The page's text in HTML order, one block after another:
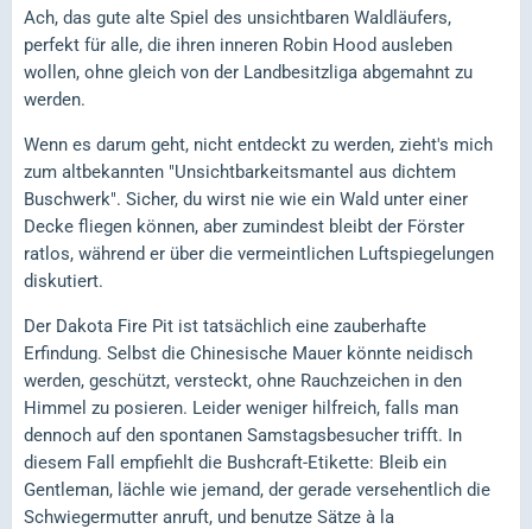
Ach, das gute alte Spiel des unsichtbaren Waldläufers,
perfekt für alle, die ihren inneren Robin Hood ausleben
wollen, ohne gleich von der Landbesitzliga abgemahnt zu
werden.
Wenn es darum geht, nicht entdeckt zu werden, zieht's mich
zum altbekannten "Unsichtbarkeitsmantel aus dichtem
Buschwerk". Sicher, du wirst nie wie ein Wald unter einer
Decke fliegen können, aber zumindest bleibt der Förster
ratlos, während er über die vermeintlichen Luftspiegelungen
diskutiert.
Der Dakota Fire Pit ist tatsächlich eine zauberhafte
Erfindung. Selbst die Chinesische Mauer könnte neidisch
werden, geschützt, versteckt, ohne Rauchzeichen in den
Himmel zu posieren. Leider weniger hilfreich, falls man
dennoch auf den spontanen Samstagsbesucher trifft. In
diesem Fall empfiehlt die Bushcraft-Etikette: Bleib ein
Gentleman, lächle wie jemand, der gerade versehentlich die
Schwiegermutter anruft, und benutze Sätze à la